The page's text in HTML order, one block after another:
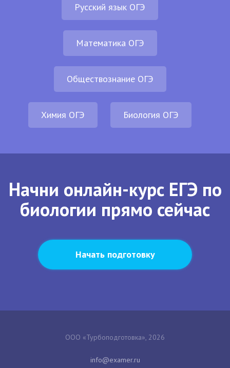
Русский язык ОГЭ
Математика ОГЭ
Обществознание ОГЭ
Химия ОГЭ Биология ОГЭ
Начни онлайн-курс ЕГЭ по
биологии прямо сейчас
Начать подготовку
ООО «Турбоподготовка», 2026